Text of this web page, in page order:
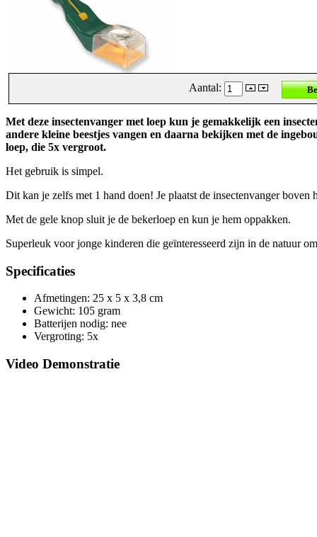
Aantal:
Met deze insectenvanger met loep kun je gemakkelijk een
andere kleine beestjes vangen en daarna bekijken met de
loep, die 5x vergroot.
Het gebruik is simpel.
Dit kan je zelfs met 1 hand doen! Je plaatst de insectenvanger boven
Met de gele knop sluit je de bekerloep en kun je hem oppakken.
Superleuk voor jonge kinderen die geïnteresseerd zijn in de natuur
Specificaties
Afmetingen: 25 x 5 x 3,8 cm
Gewicht: 105 gram
Batterijen nodig: nee
Vergroting: 5x
Video Demonstratie